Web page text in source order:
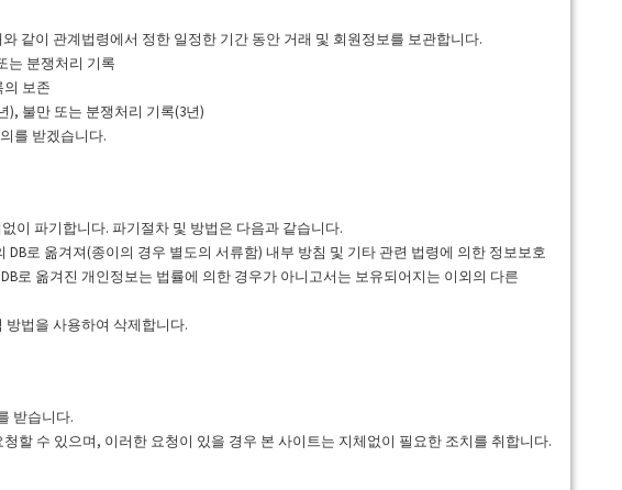
같이 관계법령에서 정한 일정한 기간 동안 거래 및 회원정보를 보관합니다.
는 분쟁처리 기록
보존
), 불만 또는 분쟁처리 기록(3년)
를 받겠습니다.
이 파기합니다. 파기절차 및 방법은 다음과 같습니다.
로 옮겨져(종이의 경우 별도의 서류함) 내부 방침 및 기타 관련 법령에 의한 정보보호
로 옮겨진 개인정보는 법률에 의한 경우가 아니고서는 보유되어지는 이외의 다른
법을 사용하여 삭제합니다.
받습니다.
할 수 있으며, 이러한 요청이 있을 경우 본 사이트는 지체없이 필요한 조치를 취합니다.